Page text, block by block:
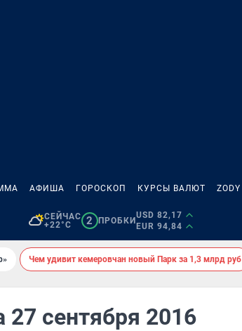
АФИША ГОРОСКОП КУРСЫ ВАЛЮТ ZODY
СЕЙЧАС
+22°C
2 ПРОБКИ
USD 82,17
EUR 94,84
Чем удивит кемеровчан новый Парк за 1,3 млрд руб
27 сентября 2016